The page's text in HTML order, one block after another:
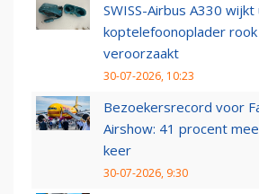
SWISS-Airbus A330
koptelefoonoplader rook
veroorzaakt
30-07-2026, 10:23
Bezoekersrecord voor
Airshow: 41 procent
keer
30-07-2026, 9:30